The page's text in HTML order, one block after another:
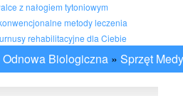
z nałogiem tytoniowym
metody leczenia
rehabilitacyjne dla Ciebie
Odnowa Biologiczna » Sprzęt